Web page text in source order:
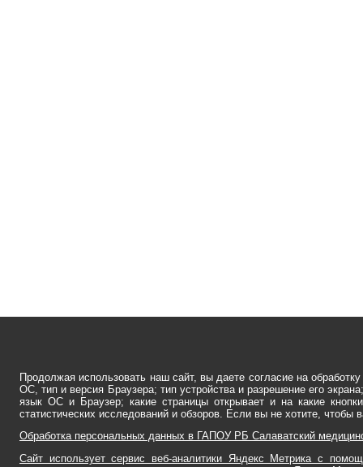
Продолжая использовать наш сайт, вы даете согласие на
ОС, тип и версия Браузера; тип устройства и разрешение его
язык ОС и Браузер; какие страницы открывает и на какие
статистических исследований и обзоров. Если вы не хотите, чтобы
Обработка персональных данных в ГАПОУ РБ Салаватский
Сайт использует сервис веб-аналитики Яндекс Метрика с